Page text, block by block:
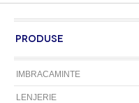
PRODUSE
IMBRACAMINTE
LENJERIE